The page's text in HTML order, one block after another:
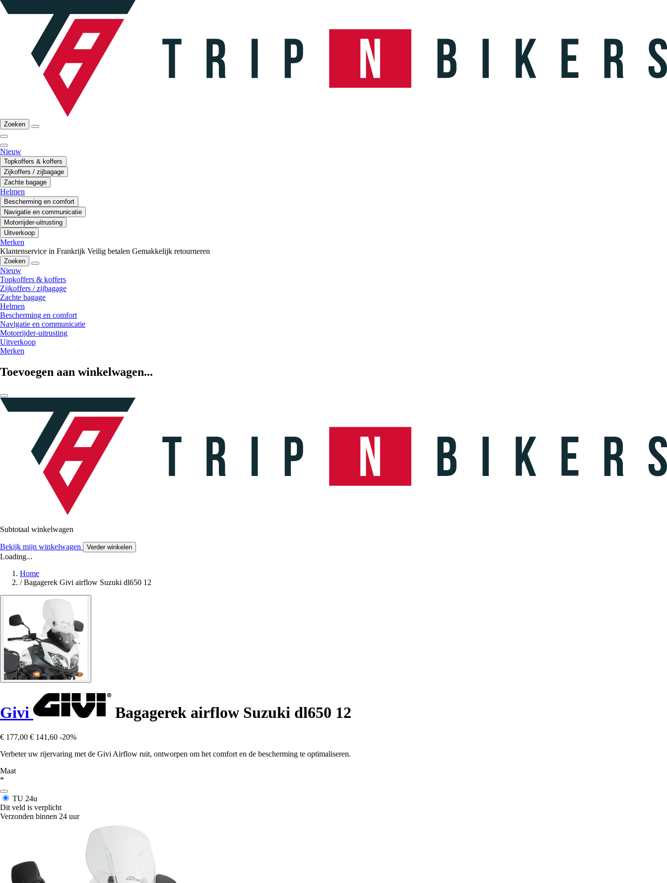
Zoeken
Nieuw
Topkoffers & koffers
Zijkoffers / zijbagage
Zachte bagage
Helmen
Bescherming en comfort
Navigatie en communicatie
Motorrijder-uitrusting
Uitverkoop
Merken
Klantenservice in Frankrijk Veilig betalen Gemakkelijk retourneren
Zoeken
Nieuw
Topkoffers & koffers
Zijkoffers / zijbagage
Zachte bagage
Helmen
Bescherming en comfort
Navigatie en communicatie
Motorrijder-uitrusting
Uitverkoop
Merken
Toevoegen aan winkelwagen...
Subtotaal winkelwagen
Bekijk mijn winkelwagen Verder winkelen
Loading...
Home
/ Bagagerek Givi airflow Suzuki dl650 12
Givi Bagagerek airflow Suzuki dl650 12
€ 177,00 € 141,60 -20%
Verbeter uw rijervaring met de Givi Airflow ruit, ontworpen om het comfort en de bescherming te optimaliseren.
Maat
*
TU 24u
Dit veld is verplicht
Verzonden binnen 24 uur